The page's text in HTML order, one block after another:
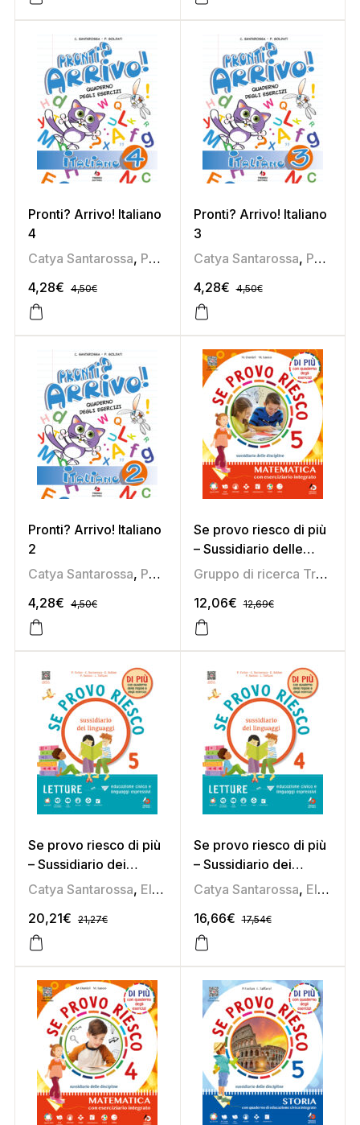
Pronti? Arrivo! Italiano
4
Catya Santarossa, Pamela Soldati
4,28€ 4,50€
Pronti? Arrivo! Italiano
3
Catya Santarossa, Pamela Soldati
4,28€ 4,50€
Pronti? Arrivo! Italiano
2
Catya Santarossa, Pamela Soldati
4,28€ 4,50€
Se provo riesco di più
– Sussidiario delle
discipline 5 (area
Gruppo di ricerca Tredieci
12,06€ 12,69€
Se provo riesco di più
– Sussidiario dei
linguaggi 5
Catya Santarossa, Elena Soldan ,Lorenzo Taffarel,
20,21€ 21,27€
Se provo riesco di più
– Sussidiario dei
linguaggi 4
Catya Santarossa, Elena Soldan
16,66€ 17,54€